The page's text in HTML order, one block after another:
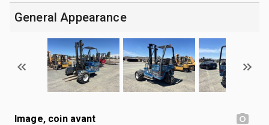
General Appearance
Image, coin avant